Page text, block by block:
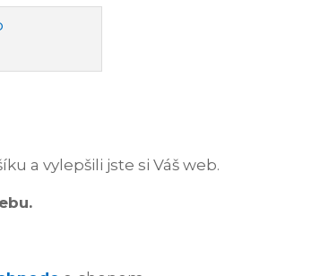
a vylepšili jste si Váš web.